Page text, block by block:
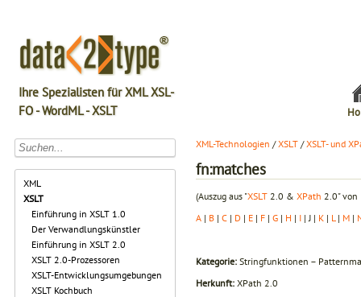
Ihre Spezialisten für XML XSL-
FO - WordML - XSLT
XML
XSLT
Einführung in XSLT 1.0
Der Verwandlungskünstler
Einführung in XSLT 2.0
XSLT 2.0-Prozessoren
XSLT-Entwicklungsumgebungen
XSLT Kochbuch
XML-Technologien /XSLT /XSLT- und
fn:matches
(Auszug aus "XSLT 2.0 & XPath 2.0" von
A | B | C | D | E | F | G | H | I | J | K | L | M |
Kategorie: Stringfunktionen –
Herkunft: XPath 2.0